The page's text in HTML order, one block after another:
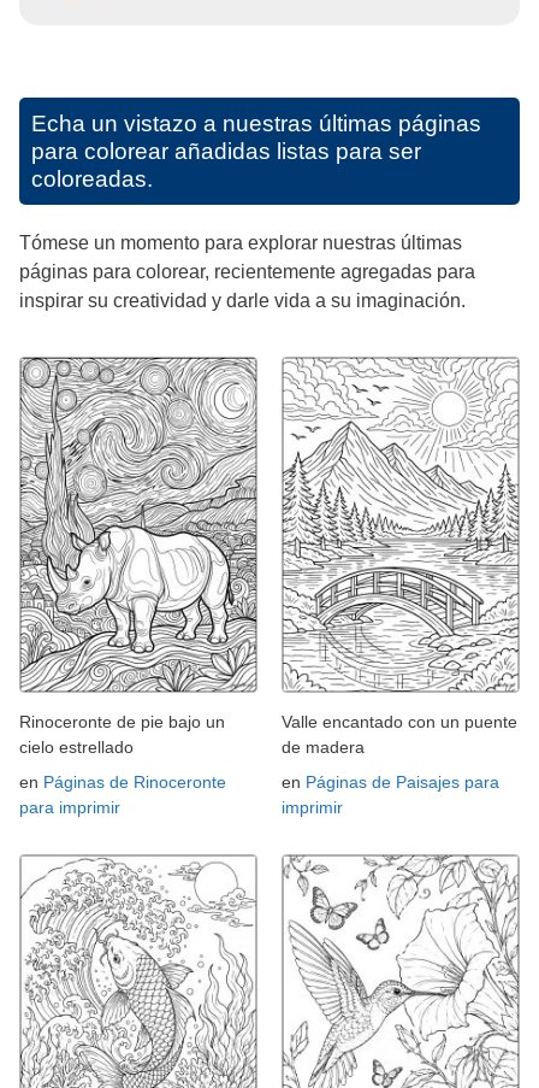
Echa un vistazo a nuestras últimas páginas
para colorear añadidas listas para ser
coloreadas.
Tómese un momento para explorar nuestras últimas
páginas para colorear, recientemente agregadas para
inspirar su creatividad y darle vida a su imaginación.
Rinoceronte de pie bajo un
cielo estrellado
en Páginas de Rinoceronte
para imprimir
Valle encantado con un puente
de madera
en Páginas de Paisajes para
imprimir